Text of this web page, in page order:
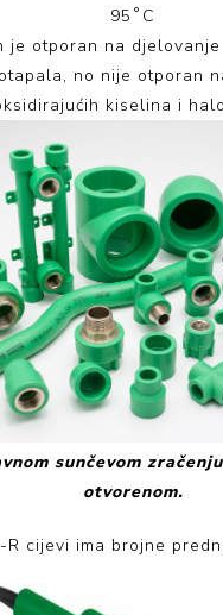
95˚C
je otporan na
no nije otporan
kiselina i
sunčevom
otvorenom.
R cijevi ima brojne